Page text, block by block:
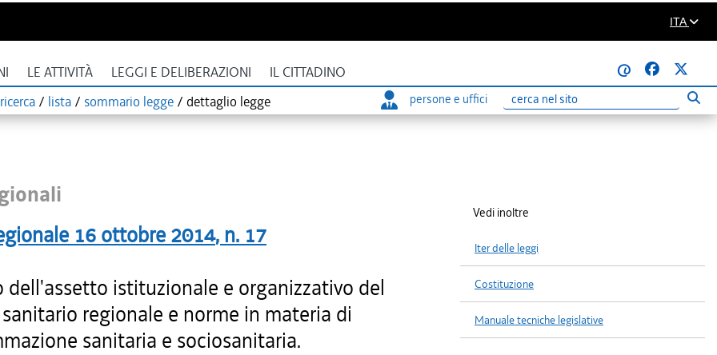
ITA
LE ATTIVITÀ LEGGI E DELIBERAZIONI IL CITTADINO
@
ricerca / lista / sommario legge / dettaglio legge persone e uffici
Ricerca
16 ottobre 2014, n. 17
dell'assetto istituzionale e organizzativo del
regionale e norme in materia di
sanitaria e sociosanitaria.
Vedi inoltre
Iter delle leggi
Costituzione
Manuale tecniche legislative